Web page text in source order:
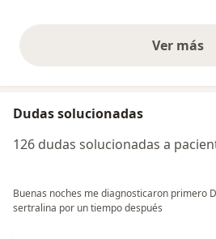
Ver más
Dudas solucionadas
126 dudas solucionadas a
Buenas noches me diagnosticaron primero
sertralina por un tiempo después